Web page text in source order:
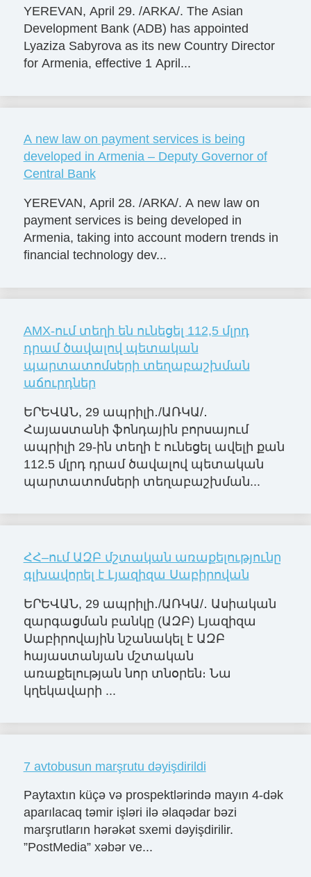
YEREVAN, April 29. /ARKA/. The Asian
Development Bank (ADB) has appointed
Lyaziza Sabyrova as its new Country Director
for Armenia, effective 1 April...
A new law on payment services is being
developed in Armenia – Deputy Governor of
Central Bank
YEREVAN, April 28. /ARКА/. A new law on
payment services is being developed in
Armenia, taking into account modern trends in
financial technology dev...
AMX-ում տեղի են ունեցել 112,5 մլրդ
դրամ ծավալով պետական
պարտատոմսերի տեղաբաշխման
աճուրդներ
ԵՐԵՎԱՆ, 29 ապրիլի․/ԱՌԿԱ/․
Հայաստանի ֆոնդային բորսայում
ապրիլի 29-ին տեղի է ունեցել ավելի քան
112.5 մլրդ դրամ ծավալով պետական
պարտատոմսերի տեղաբաշխման...
ՀՀ–ում ԱԶԲ մշտական առաքելությունը
գլխավորել է Լյազիզա Սաբիրովան
ԵՐԵՎԱՆ, 29 ապրիլի․/ԱՌԿԱ/․ Ասիական
զարգացման բանկը (ԱԶԲ) Լյազիզա
Սաբիրովային նշանակել է ԱԶԲ
հայաստանյան մշտական
առաքելության նոր տնօրեն։ Նա
կղեկավարի ...
7 avtobusun marşrutu dəyişdirildi
Paytaxtın küçə və prospektlərində mayın 4-dək
aparılacaq təmir işləri ilə əlaqədar bəzi
marşrutların hərəkət sxemi dəyişdirilir.
”PostMedia” xəbər ve...